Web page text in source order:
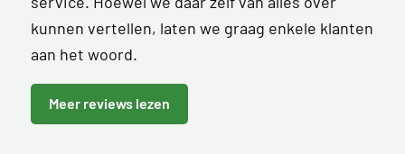
kunnen vertellen, laten we graag enkele klanten
aan het woord.
Meer reviews lezen